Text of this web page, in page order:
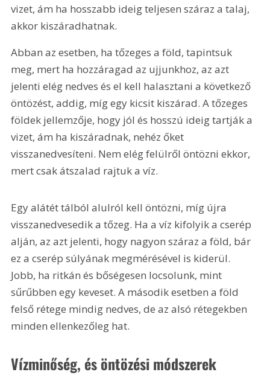
vizet, ám ha hosszabb ideig teljesen száraz a talaj,
akkor kiszáradhatnak.
Abban az esetben, ha tőzeges a föld, tapintsuk
meg, mert ha hozzáragad az ujjunkhoz, az azt
jelenti elég nedves és el kell halasztani a következő
öntözést, addig, míg egy kicsit kiszárad. A tőzeges
földek jellemzője, hogy jól és hosszú ideig tartják a
vizet, ám ha kiszáradnak, nehéz őket
visszanedvesíteni. Nem elég felülről öntözni ekkor,
mert csak átszalad rajtuk a víz.
Egy alátét tálból alulról kell öntözni, míg újra
visszanedvesedik a tőzeg. Ha a víz kifolyik a cserép
alján, az azt jelenti, hogy nagyon száraz a föld, bár
ez a cserép súlyának megmérésével is kiderül.
Jobb, ha ritkán és bőségesen locsolunk, mint
sűrűbben egy keveset. A második esetben a föld
felső rétege mindig nedves, de az alsó rétegekben
minden ellenkezőleg hat.
Vízminőség, és öntözési módszerek